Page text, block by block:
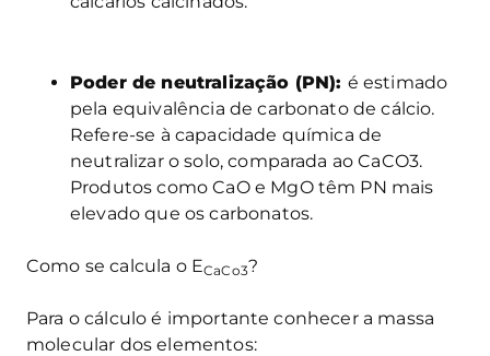
Poder de neutralização (PN): é estimado
pela equivalência de carbonato de cálcio.
Refere-se à capacidade química de
neutralizar o solo, comparada ao CaCO3.
Produtos como CaO e MgO têm PN mais
elevado que os carbonatos.
Como se calcula o ECaCo3?
Para o cálculo é importante conhecer a massa
molecular dos elementos: